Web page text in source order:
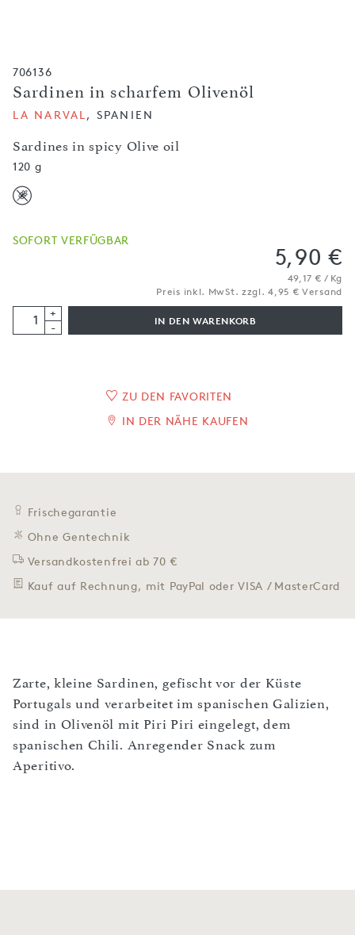
706136
Sardinen in scharfem Olivenöl
Sardines in spicy Olive oil
LA NARVAL , SPANIEN
120 g
SOFORT VERFÜGBAR
5,90 €
49,17 € / Kg
Preis inkl. MwSt. zzgl. 4,95 € Versand
+
-
IN DEN WARENKORB
ZU DEN FAVORITEN
IN DER NÄHE KAUFEN
Frischegarantie
Ohne Gentechnik
Versandkostenfrei ab 70 €
Kauf auf Rechnung, mit PayPal oder VISA / MasterCard
Zarte, kleine Sardinen, gefischt vor der Küste
Portugals und verarbeitet im spanischen Galizien,
sind in Olivenöl mit Piri Piri eingelegt, dem
spanischen Chili. Anregender Snack zum
Aperitivo.